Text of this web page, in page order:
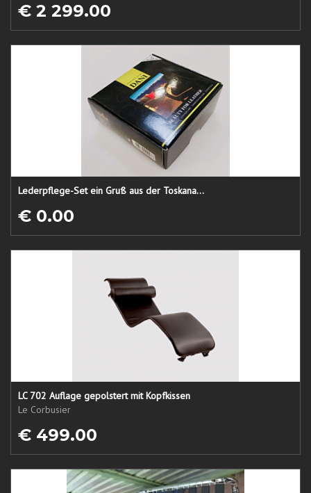
€ 2 299.00
Lederpflege-Set ein Gruß aus der Toskana...
€ 0.00
LC 702 Auflage gepolstert mit Kopfkissen
Le Corbusier
€ 499.00